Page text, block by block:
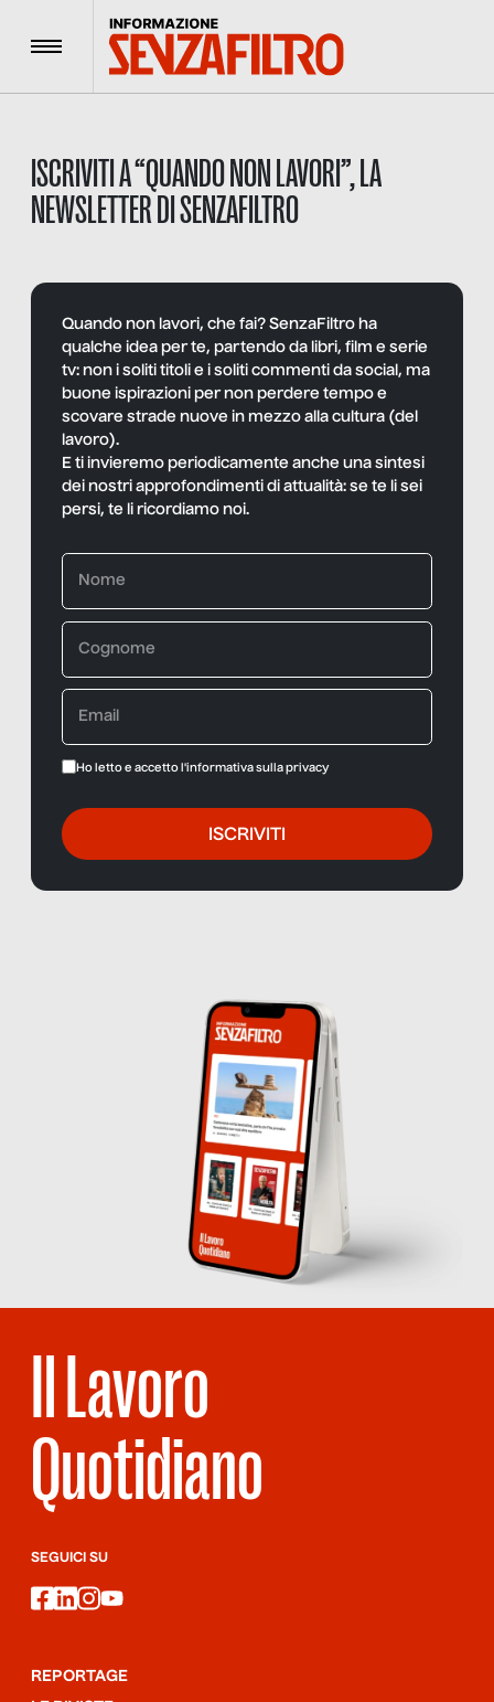
Menu
ISCRIVITI A “QUANDO NON LAVORI”, LA
NEWSLETTER DI SENZAFILTRO
Quando non lavori, che fai? SenzaFiltro ha
qualche idea per te, partendo da libri, film e serie
tv: non i soliti titoli e i soliti commenti da social, ma
buone ispirazioni per non perdere tempo e
scovare strade nuove in mezzo alla cultura (del
lavoro).
E ti invieremo periodicamente anche una sintesi
dei nostri approfondimenti di attualità: se te li sei
persi, te li ricordiamo noi.
Ho letto e accetto l'informativa sulla privacy
ISCRIVITI
Il Lavoro
Quotidiano
SEGUICI SU
facebook
linkedin
instagram
youtube
REPORTAGE